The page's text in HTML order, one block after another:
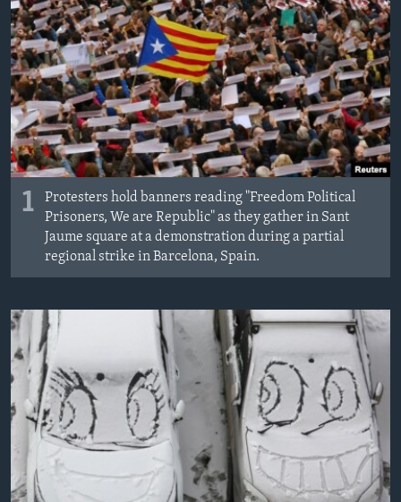
O GLASU AMERIKE
Learning English
PRATITE NAS
Jezici
1
Protesters hold banners reading "Freedom Political
Prisoners, We are Republic" as they gather in Sant
Jaume square at a demonstration during a partial
regional strike in Barcelona, Spain.